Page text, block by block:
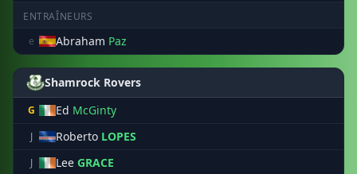
ENTRAÎNEURS
e
Abraham Paz
Shamrock Rovers
G Ed McGinty
J Roberto LOPES
J Lee GRACE